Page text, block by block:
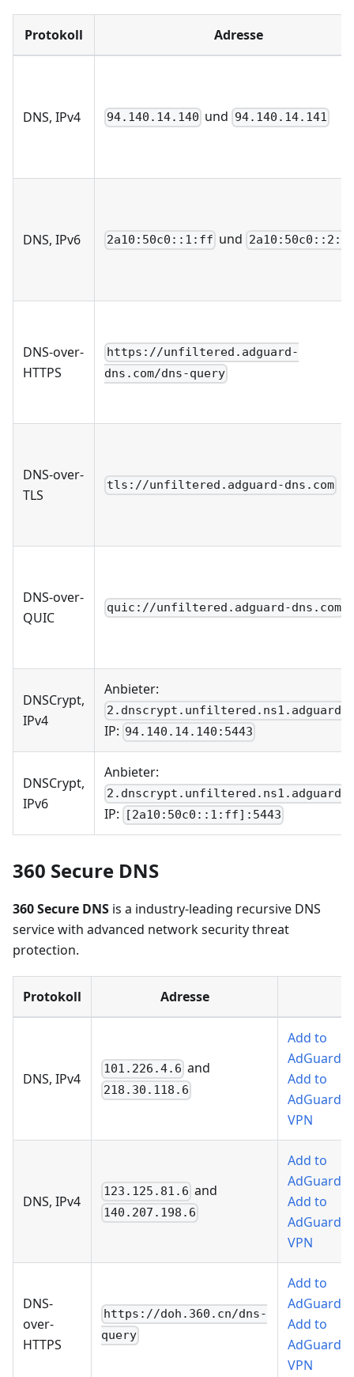
Protokoll Adresse
DNS, IPv4 94.140.14.140 und 94.140.14.141
DNS, IPv6 2a10:50c0::1:ff und
DNS-over-
HTTPS
https://unfiltered.adguard-
dns.com/dns-query
DNS-over-
TLS
tls://unfiltered.adguard-dns.com
DNS-over-
QUIC
quic://unfiltered.adguard-dns.com
DNSCrypt,
IPv4
Anbieter:
IP: 94.140.14.140:5443
DNSCrypt,
IPv6
Anbieter:
IP: [2a10:50c0::1:ff]:5443
360 Secure DNS
360 Secure DNS is a industry-leading recursive DNS
service with advanced network security threat
protection.
Protokoll Adresse
DNS, IPv4
101.226.4.6 and
218.30.118.6
Add to
AdGuard
Add to
AdGuard
VPN
DNS, IPv4
123.125.81.6 and
140.207.198.6
Add to
AdGuard
Add to
AdGuard
VPN
DNS-
over-
HTTPS
https://doh.360.cn/dns-
query
Add to
AdGuard
Add to
AdGuard
VPN